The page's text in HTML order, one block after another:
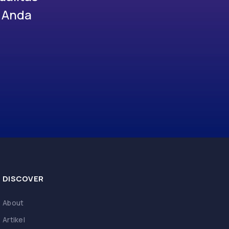
DISCOVER
About
Artikel